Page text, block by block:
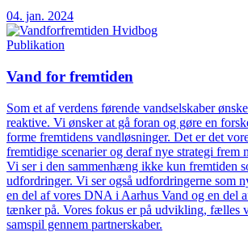
04. jan. 2024
Publikation
Vand for fremtiden
Som et af verdens førende vandselskaber
reaktive. Vi ønsker at gå foran og gøre en
forme fremtidens vandløsninger. Det er det
fremtidige scenarier og deraf nye strategi frem
Vi ser i den sammenhæng ikke kun fremtiden
udfordringer. Vi ser også udfordringerne som
en del af vores DNA i Aarhus Vand og en del
tænker på. Vores fokus er på udvikling, fælles
samspil gennem partnerskaber.